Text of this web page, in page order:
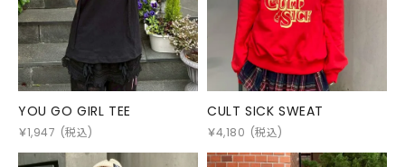
YOU GO GIRL TEE
￥1,947 (税込)
CULT SICK SWEAT
￥4,180 (税込)